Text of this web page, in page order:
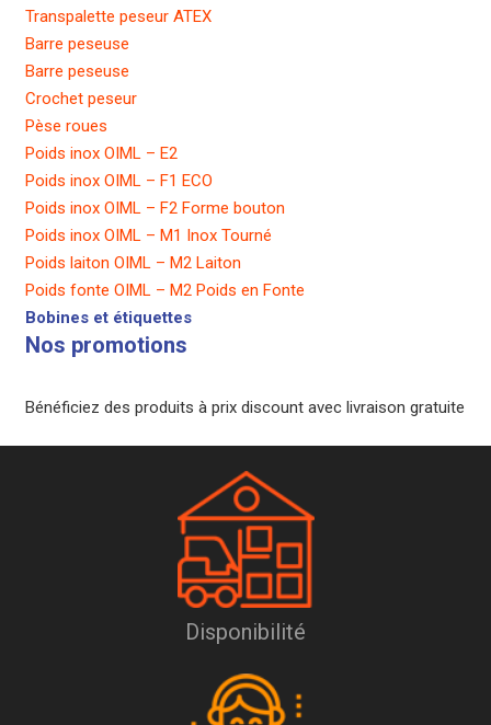
Transpalette peseur ATEX
Barre peseuse
Barre peseuse
Crochet peseur
Pèse roues
Poids inox OIML – E2
Poids inox OIML – F1 ECO
Poids inox OIML – F2 Forme bouton
Poids inox OIML – M1 Inox Tourné
Poids laiton OIML – M2 Laiton
Poids fonte OIML – M2 Poids en Fonte
Bobines et étiquettes
Nos promotions
Bénéficiez des produits à prix discount avec livraison gratuite
Disponibilité